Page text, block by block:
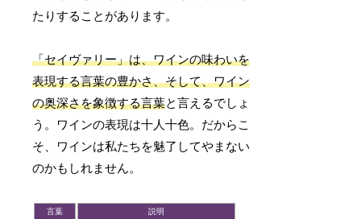
たりすることがあります。
「セイヴァリー」は、ワインの味わいを
表現する言葉の豊かさ、そして、ワイン
の奥深さを象徴する言葉と言えるでしょ
う。ワインの表現は十人十色。だからこ
そ、ワインは私たちを魅了してやまない
のかもしれません。
言葉 説明